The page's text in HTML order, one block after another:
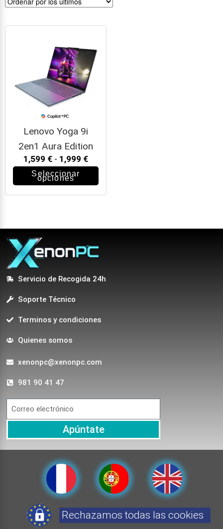
Lenovo Yoga 9i
2en1 Aura Edition
1,599 € - 1,999 €
Seleccionar
opciones
Servicio de Recogida 24h
Soporte Técnico
Terminos y condiciones
Quienes somos
xenonpc@xenonpc.com
981 90 41 47
Apúntate
Rechazamos todas las cookies